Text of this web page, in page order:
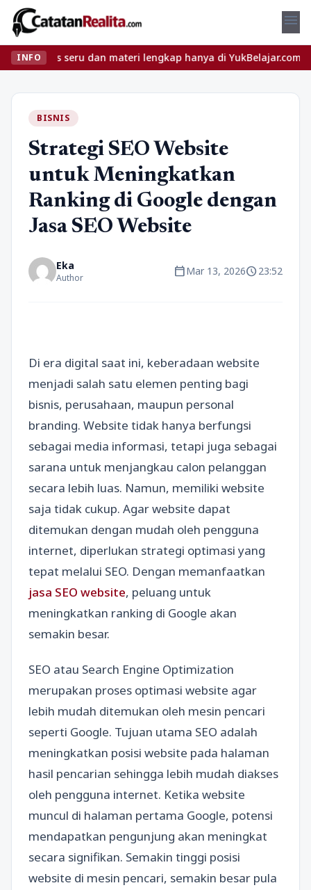
menu
INFO
seru dan materi lengkap hanya di YukBelajar.com. Mulai
BISNIS
Strategi SEO Website
untuk Meningkatkan
Ranking di Google dengan
Jasa SEO Website
Eka
Author calendar_todayMar 13, 2026schedule23:52
Di era digital saat ini, keberadaan website
menjadi salah satu elemen penting bagi
bisnis, perusahaan, maupun personal
branding. Website tidak hanya berfungsi
sebagai media informasi, tetapi juga sebagai
sarana untuk menjangkau calon pelanggan
secara lebih luas. Namun, memiliki website
saja tidak cukup. Agar website dapat
ditemukan dengan mudah oleh pengguna
internet, diperlukan strategi optimasi yang
tepat melalui SEO. Dengan memanfaatkan
jasa SEO website, peluang untuk
meningkatkan ranking di Google akan
semakin besar.
SEO atau Search Engine Optimization
merupakan proses optimasi website agar
lebih mudah ditemukan oleh mesin pencari
seperti Google. Tujuan utama SEO adalah
meningkatkan posisi website pada halaman
hasil pencarian sehingga lebih mudah diakses
oleh pengguna internet. Ketika website
muncul di halaman pertama Google, potensi
mendapatkan pengunjung akan meningkat
secara signifikan. Semakin tinggi posisi
website di mesin pencari, semakin besar pula